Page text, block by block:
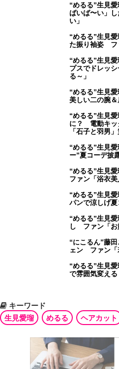
“めるる”生見
ばいば〜い」
い」
“めるる”生見
た振り袖姿 フ
“めるる”生見
プスでドレッ
る～」
“めるる”生見
美しい二の腕
“めるる”生見
に？ 電動キッ
「石子と羽男
“めるる”生見
ー”夏コーデ披
“めるる”生見
ファン「浴衣美
“めるる”生見
パンで涼しげ
“めるる”生見
し ファン「お
“にこるん”藤
ェン ファン「
“めるる”生見
で雰囲気変え
キーワード
生見愛瑠
めるる ヘアカット